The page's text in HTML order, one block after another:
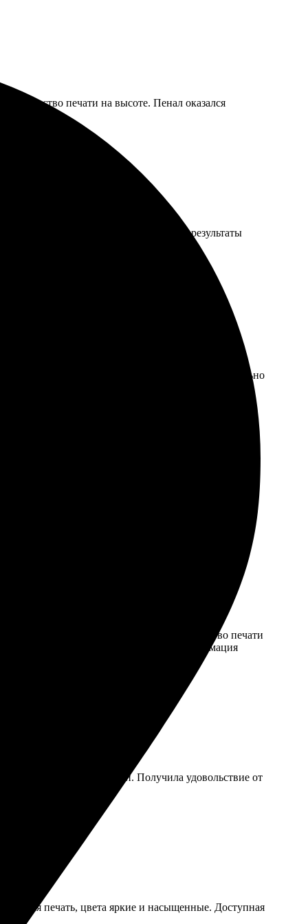
Качество печати на высоте. Пенал оказался
на высоте. Удобно и приятно, результаты
и интуитивный. Выбор шаблонов поразил
цвета яркие, все детали проработаны. Обязательно
макет. Можно добавить текст, фоны и
разнообразный. Всем рекомендую!
описаны. Фотокнига пришла в срок, качество печати
на вопросы быстро и вежливо, вся информация
качество и хороший сервис!
и интуитивно понятный. Получила удовольствие от
печать, цвета яркие и насыщенные. Доступная